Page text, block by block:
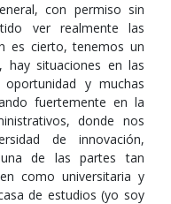
con permiso sin
ver realmente las
es cierto, tenemos un
hay situaciones en las
y muchas
fuertemente en la
donde nos
de innovación,
de las partes tan
como universitaria y
de estudios (yo soy